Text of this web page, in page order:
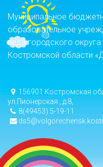
Муниципальное
образовательное
вида городского
Костромской области
156901 Костромская
ул.Пионерская , д.8,
8(49453) 5-19-11